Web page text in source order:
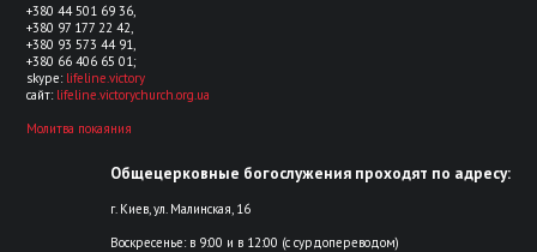
+380 44 501 69 36,
+380 97 177 22 42,
+380 93 573 44 91,
+380 66 406 65 01;
skype: lifeline.victory
сайт: lifeline.victorychurch.org.ua
Молитва покаяния
Общецерковные богослужения проходят по адресу:
г. Киев, ул. Малинская, 16
Воскресенье: в 9:00 и в 12:00 (c сурдопереводом)